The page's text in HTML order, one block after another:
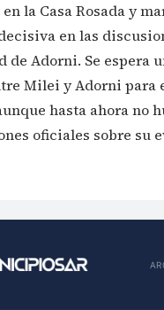
la Casa Rosada y
en las
de Adorni. Se espera
Milei y Adorni para
hasta ahora no
oficiales sobre su